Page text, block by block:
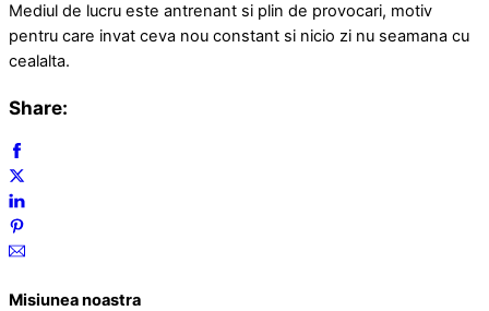
Mediul de lucru este antrenant si plin de provocari, motiv
pentru care invat ceva nou constant si nicio zi nu seamana cu
cealalta.
Share:
Misiunea noastra